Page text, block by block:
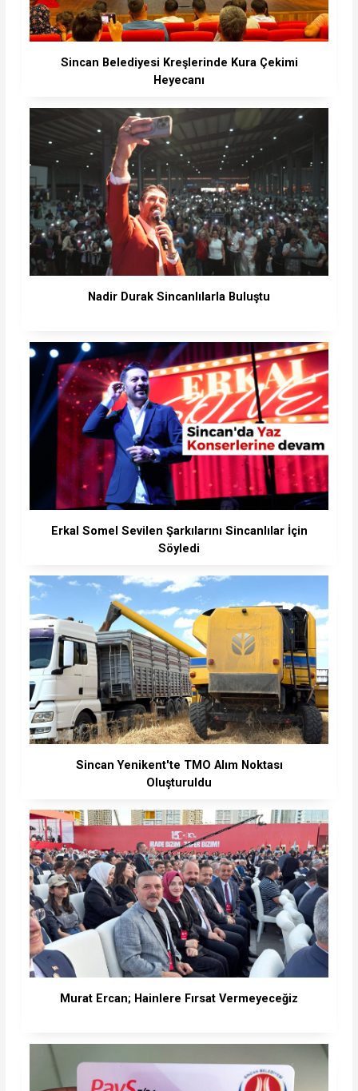
Sincan Belediyesi Kreşlerinde Kura Çekimi
Heyecanı
Nadir Durak Sincanlılarla Buluştu
Erkal Somel Sevilen Şarkılarını Sincanlılar İçin
Söyledi
Sincan Yenikent'te TMO Alım Noktası
Oluşturuldu
Murat Ercan; Hainlere Fırsat Vermeyeceğiz